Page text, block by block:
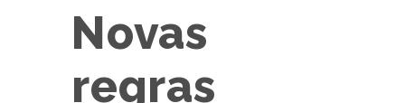
Novas
regras